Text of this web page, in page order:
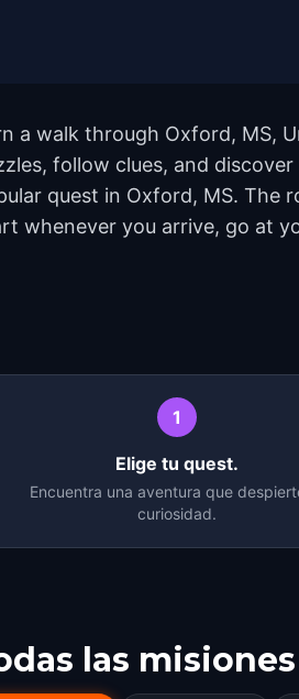
a walk through Oxford, MS,
follow clues, and
quest in Oxford, MS. The
whenever you arrive, go at
1
Elige tu quest.
Encuentra una aventura que
curiosidad.
las